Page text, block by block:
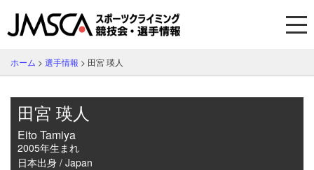
ホーム > 選手情報 > 田宮 瑛人
田宮 瑛人
Eito Tamiya
2005年生まれ
日本出身 / Japan